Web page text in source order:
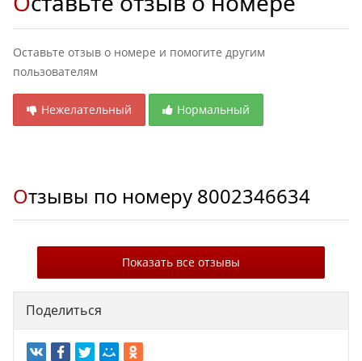
Оставьте отзыв о номере и помогите другим
пользователям
Нежелательный Нормальный
Отзывы по номеру 8002346634
Показать все отзывы
Поделиться